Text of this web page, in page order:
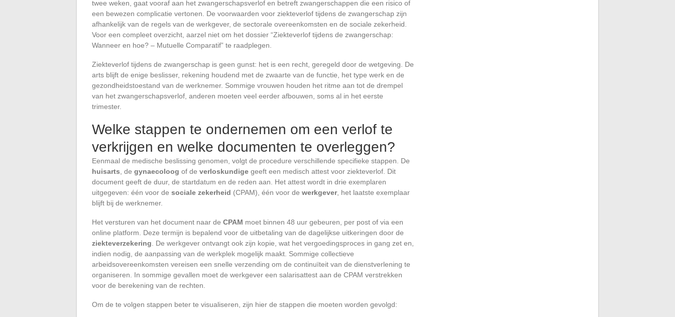
twee weken, gaat vooraf aan het zwangerschapsverlof en betreft zwangerschappen die een risico of
een bewezen complicatie vertonen. De voorwaarden voor ziekteverlof tijdens de zwangerschap zijn
afhankelijk van de regels van de werkgever, de sectorale overeenkomsten en de sociale zekerheid.
Voor een compleet overzicht, aarzel niet om het dossier “Ziekteverlof tijdens de zwangerschap:
Wanneer en hoe? – Mutuelle Comparatif” te raadplegen.
Ziekteverlof tijdens de zwangerschap is geen gunst: het is een recht, geregeld door de wetgeving. De
arts blijft de enige beslisser, rekening houdend met de zwaarte van de functie, het type werk en de
gezondheidstoestand van de werknemer. Sommige vrouwen houden het ritme aan tot de drempel
van het zwangerschapsverlof, anderen moeten veel eerder afbouwen, soms al in het eerste
trimester.
Welke stappen te ondernemen om een verlof te
verkrijgen en welke documenten te overleggen?
Eenmaal de medische beslissing genomen, volgt de procedure verschillende specifieke stappen. De
huisarts , de gynaecoloog of de verloskundige geeft een medisch attest voor ziekteverlof. Dit
document geeft de duur, de startdatum en de reden aan. Het attest wordt in drie exemplaren
uitgegeven: één voor de sociale zekerheid (CPAM), één voor de werkgever, het laatste exemplaar
blijft bij de werknemer.
Het versturen van het document naar de CPAM moet binnen 48 uur gebeuren, per post of via een
online platform. Deze termijn is bepalend voor de uitbetaling van de dagelijkse uitkeringen door de
ziekteverzekering . De werkgever ontvangt ook zijn kopie, wat het vergoedingsproces in gang zet en,
indien nodig, de aanpassing van de werkplek mogelijk maakt. Sommige collectieve
arbeidsovereenkomsten vereisen een snelle verzending om de continuïteit van de dienstverlening te
organiseren. In sommige gevallen moet de werkgever een salarisattest aan de CPAM verstrekken
voor de berekening van de rechten.
Om de te volgen stappen beter te visualiseren, zijn hier de stappen die moeten worden gevolgd: